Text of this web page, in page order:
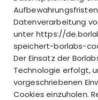
Datenverarbeitung
unter https://
speichert-borlabs-
Der Einsatz der
Technologie erfolgt,
vorgeschriebenen
Cookies einzuholen.